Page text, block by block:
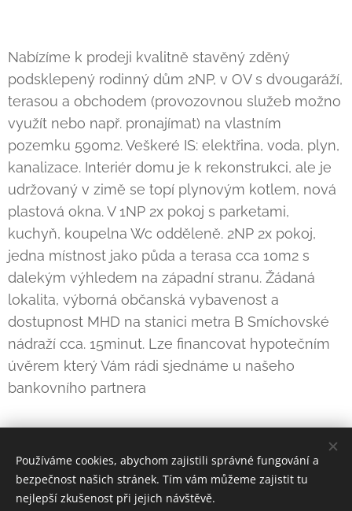
Nabízíme k prodeji kvalitně stavěný zděný
podsklepený rodinný dům 2NP, v OV s dvougaráží,
terasou a obchodem (provozovnou služeb možno
využít nebo např. pronajímat) na vlastním
pozemku 590m2. Veškeré IS: elektřina, voda, plyn,
kanalizace. Interiér domu je k rekonstrukci, ale je
udržovaný v zimě se topí plynovým kotlem, nová
plastová okna. V 1NP 2x pokoj s parketami,
kuchyň, koupelna Wc odděleně. 2NP 2x pokoj,
jedna místnost jako půda a terasa cca 10m2 s
dalekým výhledem na západní stranu. Žádaná
lokalita, výborná občanská vybavenost a
dostupnost MHD na stanici metra B Smíchovské
nádraží cca. 15minut. Lze financovat hypotečním
úvěrem který Vám rádi sjednáme u našeho
bankovního partnera
Používáme cookies, abychom zajistili správné fungování a
bezpečnost našich stránek. Tím vám můžeme zajistit tu
nejlepší zkušenost při jejich návštěvě.